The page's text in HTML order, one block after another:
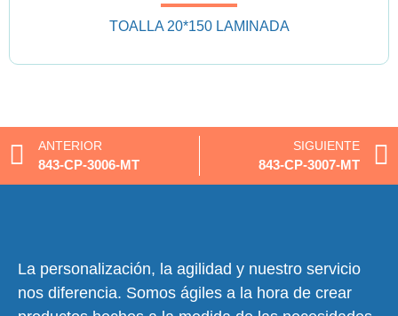
TOALLA 20*150 LAMINADA
ANTERIOR
843-CP-3006-MT
SIGUIENTE
843-CP-3007-MT
La personalización, la agilidad y nuestro servicio
nos diferencia. Somos ágiles a la hora de crear